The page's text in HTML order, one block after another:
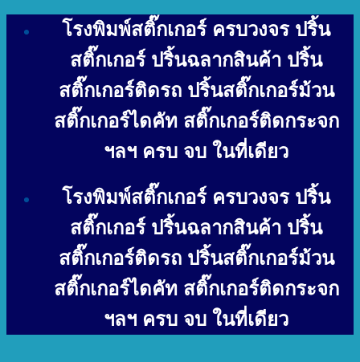
โรงพิมพ์สติ๊กเกอร์ ครบวงจร ปริ้น
สติ๊กเกอร์ ปริ้นฉลากสินค้า ปริ้น
สติ๊กเกอร์ติดรถ ปริ้นสติ๊กเกอร์ม้วน
สติ๊กเกอร์ไดคัท สติ๊กเกอร์ติดกระจก
ฯลฯ ครบ จบ ในที่เดียว
โรงพิมพ์สติ๊กเกอร์ ครบวงจร ปริ้น
สติ๊กเกอร์ ปริ้นฉลากสินค้า ปริ้น
สติ๊กเกอร์ติดรถ ปริ้นสติ๊กเกอร์ม้วน
สติ๊กเกอร์ไดคัท สติ๊กเกอร์ติดกระจก
ฯลฯ ครบ จบ ในที่เดียว